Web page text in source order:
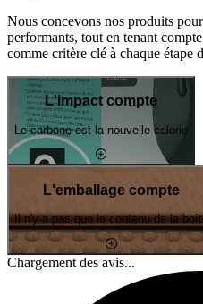
Nous concevons nos produits
performants, tout en tenant
comme critère clé à chaque étape
L'impact compte
Le carbone est la nouvelle calorie
L'emballage compte
Il n'y a pas que le contenu de la
Chargement des avis...